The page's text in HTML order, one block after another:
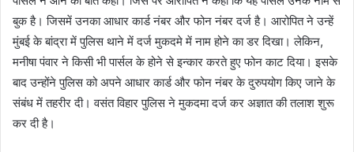
बुक है। जिसमें उनका आधार कार्ड नंबर और फोन नंबर दर्ज है। आरोपित ने उन्हें
मुंबई के बांद्रा में पुलिस थाने में दर्ज मुकदमे में नाम होने का डर दिखा। लेकिन,
मनीषा पंवार ने किसी भी पार्सल के होने से इन्कार करते हुए फोन काट दिया। इसके
बाद उन्होंने पुलिस को अपने आधार कार्ड और फोन नंबर के दुरुपयोग किए जाने के
संबंध में तहरीर दी। वसंत विहार पुलिस ने मुकदमा दर्ज कर अज्ञात की तलाश शुरू
कर दी है।